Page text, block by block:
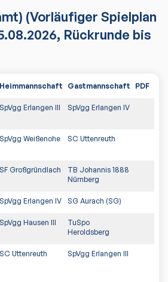
(Vorläufiger Spielplan
Rückrunde bis
Heimmannschaft Gastmannschaft PDF
SpVgg Erlangen III SpVgg Erlangen IV
SpVgg Weißenohe SC Uttenreuth
SF Großgründlach
TB Johannis 1888
Nürnberg
SpVgg Erlangen IV SG Aurach (SG)
SpVgg Hausen III
TuSpo
Heroldsberg
SC Uttenreuth SpVgg Erlangen III